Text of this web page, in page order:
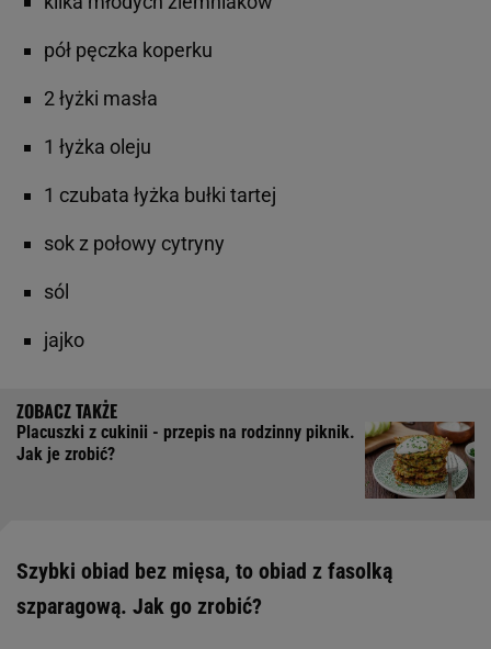
pół pęczka koperku
2 łyżki masła
1 łyżka oleju
1 czubata łyżka bułki tartej
sok z połowy cytryny
sól
jajko
Placuszki z cukinii - przepis na rodzinny piknik.
Jak je zrobić?
Szybki obiad bez mięsa, to obiad z fasolką
szparagową. Jak go zrobić?